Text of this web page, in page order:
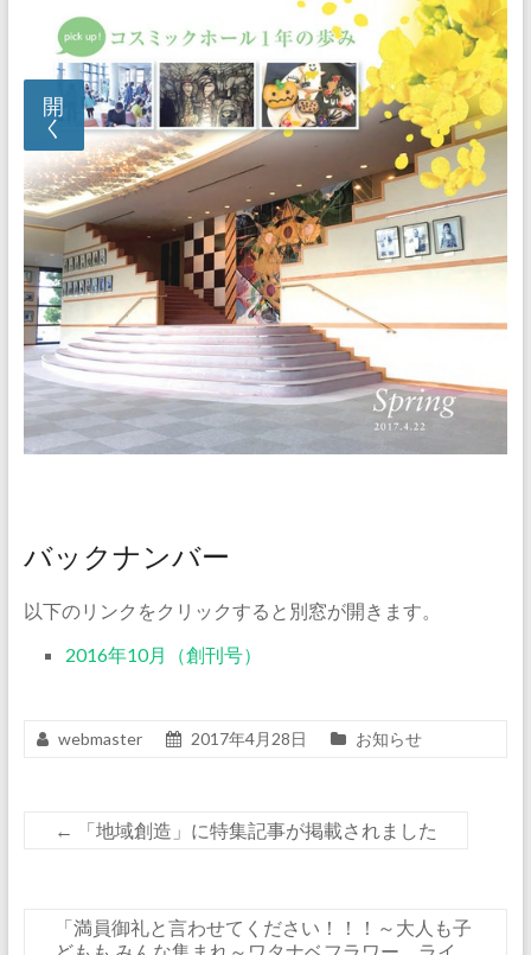
バックナンバー
以下のリンクをクリックすると別窓が開きます。
2016年10月（創刊号）
webmaster 2017年4月28日 お知らせ
← 「地域創造」に特集記事が掲載されました
「満員御礼と言わせてください！！！～大人も子